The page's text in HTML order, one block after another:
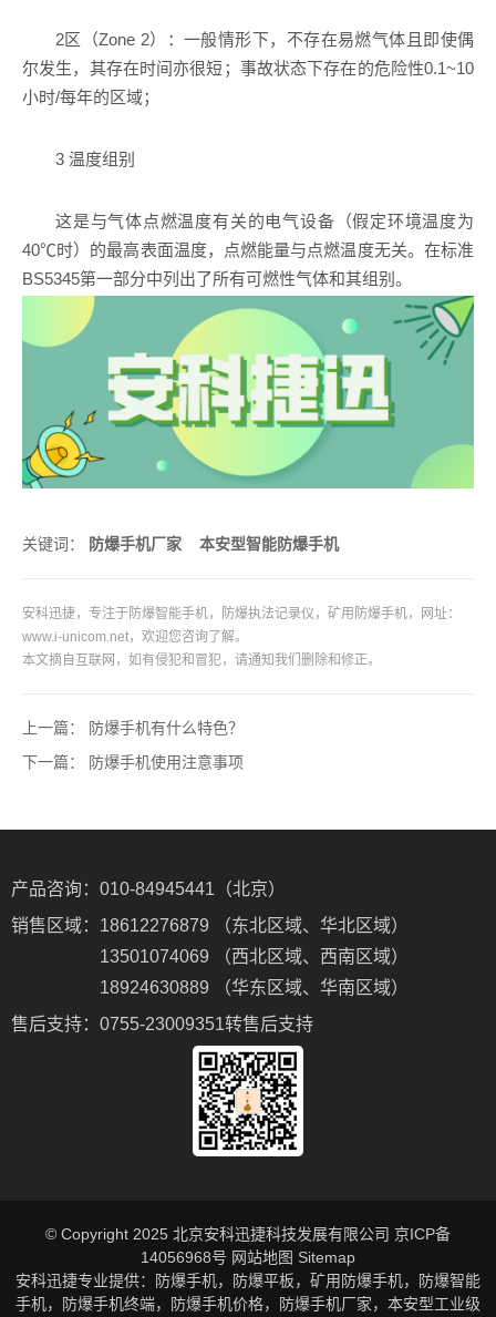
2区（Zone 2）：一般情形下，不存在易燃气体且即使偶
尔发生，其存在时间亦很短；事故状态下存在的危险性0.1~10
小时/每年的区域；
3 温度组别
这是与气体点燃温度有关的电气设备（假定环境温度为
40℃时）的最高表面温度，点燃能量与点燃温度无关。在标准
BS5345第一部分中列出了所有可燃性气体和其组别。
关键词： 防爆手机厂家 本安型智能防爆手机
安科迅捷，专注于防爆智能手机， 防爆执法记录仪 ， 矿用防爆手机，网址：
www.i-unicom.net，欢迎您咨询了解。
本文摘自互联网，如有侵犯和冒犯，请通知我们删除和修正。
上一篇：
防爆手机有什么特色？
下一篇：
防爆手机使用注意事项
产品咨询： 010-84945441（北京）
销售区域： 18612276879 （东北区域、华北区域）
13501074069 （西北区域、西南区域）
18924630889 （华东区域、华南区域）
售后支持： 0755-23009351转售后支持
© Copyright 2025 北京安科迅捷科技发展有限公司 京ICP备
14056968号 网站地图 Sitemap
安科迅捷专业提供：
防爆手机， 防爆平板， 矿用防爆手机，
防爆智能
手机， 防爆手机终端， 防爆手机价格， 防爆手机厂家， 本安型工业级